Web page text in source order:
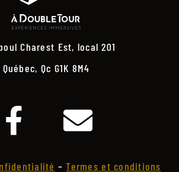
Charest Est, local 201
Québec, Qc G1K 8M4
–Termes et conditions